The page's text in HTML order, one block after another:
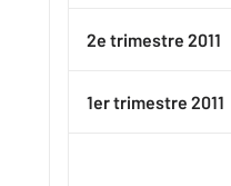
2e trimestre 2011
1er trimestre 2011